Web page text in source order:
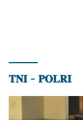
𝐓𝐍𝐈 – 𝐏𝐎𝐋𝐑𝐈